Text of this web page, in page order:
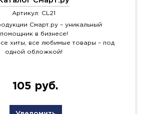
Артикул: CL21
Смарт.ру – уникальный
помощник в бизнесе!
хиты, все любимые товары – под
одной обложкой!
105 руб.